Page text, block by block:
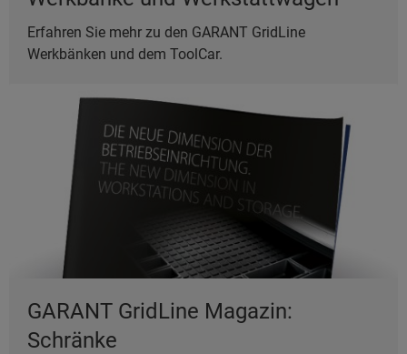
Erfahren Sie mehr zu den GARANT GridLine
Werkbänken und dem ToolCar.
GARANT GridLine Magazin:
Schränke